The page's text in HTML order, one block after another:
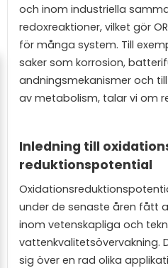
och inom industriella
redoxreaktioner, vilket gör
för många system. Till
saker som korrosion,
andningsmekanismer och
av metabolism, talar vi om
Inledning till
reduktionspotential
under de senaste åren fått
inom vetenskapliga och
vattenkvalitetsövervakning.
sig över en rad olika